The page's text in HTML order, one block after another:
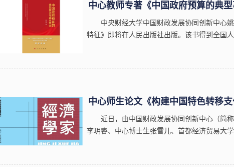
中心教师专著《中国政府预算的典
中央财经大学中国财政发展协同创新中心
特征》即将在人民出版社出版。该书得到全国
中心师生论文《构建中国特色转移
近日，由中国财政发展协同创新中心（简
李玥睿、中心博士生张雪儿、首都经济贸易大